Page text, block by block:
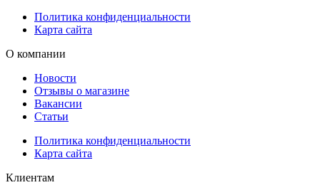
Политика конфиденциальности
Карта сайта
О компании
Новости
Отзывы о магазине
Вакансии
Статьи
Политика конфиденциальности
Карта сайта
Клиентам